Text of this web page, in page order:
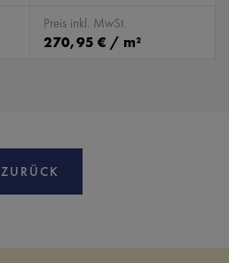
Preis inkl. MwSt.
270,95 € / m²
ZURÜCK